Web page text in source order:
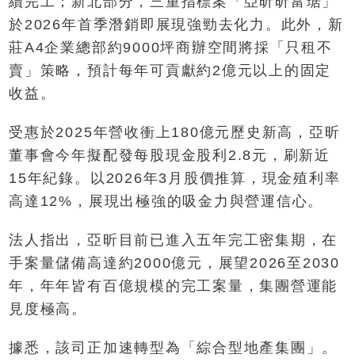
於2026年首季潛銷即展現強勁去化力。此外，新
莊A4企業總部約9000坪商辦空間將採「只租不
賣」策略，預計每年可貢獻約2億元以上的固定
收益。
受惠於2025年營收衝上180億元歷史新高，亞昕
董事會今年擬配發每股現金股利2.8元，刷新近
15年紀錄。以2026年3月股價推算，現金殖利率
高達12%，展現出極強的吸金力與營運信心。
法人指出，亞昕目前已進入五年完工密集期，在
手案量儲備高達約2000億元，展望2026至2030
年，年年皆有百億規模的完工案量，集團營運能
見度極高。
據悉，該司正加速轉型為「綜合型地產集團」。